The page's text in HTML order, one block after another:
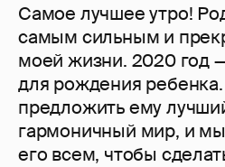
Самое лучшее утро!
самым сильным и
моей жизни. 2020 год
для рождения
предложить ему
гармоничный мир, и
его всем, чтобы